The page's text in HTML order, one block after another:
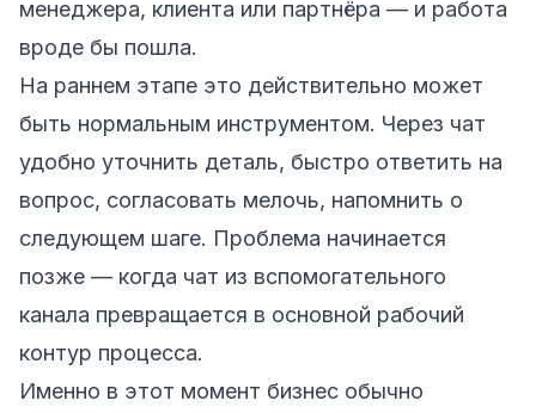
менеджера, клиента или партнёра — и работа
вроде бы пошла.
На раннем этапе это действительно может
быть нормальным инструментом. Через чат
удобно уточнить деталь, быстро ответить на
вопрос, согласовать мелочь, напомнить о
следующем шаге. Проблема начинается
позже — когда чат из вспомогательного
канала превращается в основной рабочий
контур процесса.
Именно в этот момент бизнес обычно